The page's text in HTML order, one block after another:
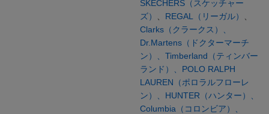
SKECHERS（スケッチャー
ズ）
REGAL（リーガル）
Clarks（クラークス）、
Dr.Martens（ドクターマーチ
ン）、 Timberland（ティンバー
ランド）、 POLO RALPH
LAUREN（ポロラルフローレ
ン）、 HUNTER（ハンター）、
Columbia（コロンビア）、